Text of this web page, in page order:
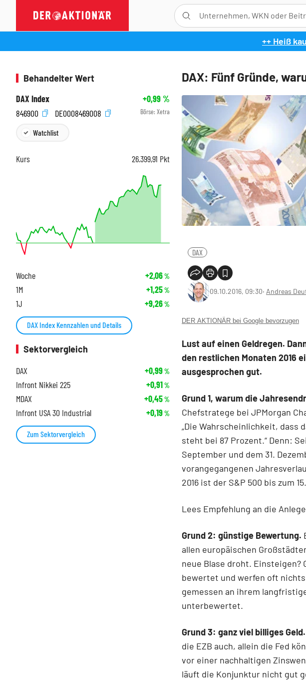
++ Heiß
DAX: Fünf Gründe,
DAX
09.10.2016, 09:30‧ Andreas
DER AKTIONÄR bei Google bevorzugen
Lust auf einen Geldregen.
den restlichen Monaten 2016
ausgesprochen gut.
Grund 1, warum die
Chefstratege bei JPMorgan
„Die Wahrscheinlichkeit, dass
steht bei 87 Prozent.“ Denn:
September und dem 31.
vorangegangenen
2016 ist der S&P 500 bis zum
Lees Empfehlung an die
Grund 2: günstige Bewertung.
allen europäischen
neue Blase droht. Einsteigen?
bewertet und werfen oft
gemessen an ihrem
unterbewertet.
Grund 3: ganz viel billiges Geld.
die EZB auch, allein die Fed
vor einer nachhaltigen
läuft die Konjunktur nicht gut
Behandelter Wert
DAX Index
+0,99%
846900
DE0008469008 Börse: Xetra
Watchlist
Kurs 26.399,91 Pkt
Woche +2,06%
1M +1,25%
1J +9,26%
DAX Index Kennzahlen und Details
Sektorvergleich
DAX
+0,99%
Infront Nikkei 225 +0,91%
MDAX +0,45%
Infront USA 30 Industrial +0,19%
Zum Sektorvergleich